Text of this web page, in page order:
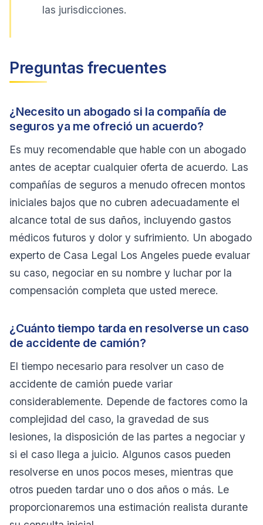
las jurisdicciones.
Preguntas frecuentes
¿Necesito un abogado si la compañía de
seguros ya me ofreció un acuerdo?
Es muy recomendable que hable con un abogado
antes de aceptar cualquier oferta de acuerdo. Las
compañías de seguros a menudo ofrecen montos
iniciales bajos que no cubren adecuadamente el
alcance total de sus daños, incluyendo gastos
médicos futuros y dolor y sufrimiento. Un abogado
experto de Casa Legal Los Angeles puede evaluar
su caso, negociar en su nombre y luchar por la
compensación completa que usted merece.
¿Cuánto tiempo tarda en resolverse un caso
de accidente de camión?
El tiempo necesario para resolver un caso de
accidente de camión puede variar
considerablemente. Depende de factores como la
complejidad del caso, la gravedad de sus
lesiones, la disposición de las partes a negociar y
si el caso llega a juicio. Algunos casos pueden
resolverse en unos pocos meses, mientras que
otros pueden tardar uno o dos años o más. Le
proporcionaremos una estimación realista durante